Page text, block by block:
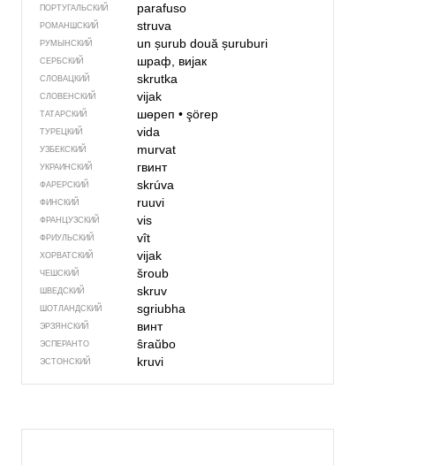
ПОРТУГАЛЬСКИЙ parafuso
РОМАНШСКИЙ struva
РУМЫНСКИЙ un șurubdouă șuruburi
СЕРБСКИЙ шраф, вијак
СЛОВАЦКИЙ skrutka
СЛОВЕНСКИЙ vijak
ТАТАРСКИЙ шөреп• şörep
ТУРЕЦКИЙ vida
УЗБЕКСКИЙ murvat
УКРАИНСКИЙ гвинт
ФАРЕРСКИЙ skrúva
ФИНСКИЙ ruuvi
ФРАНЦУЗСКИЙ vis
ФРИУЛЬСКИЙ vît
ХОРВАТСКИЙ vijak
ЧЕШСКИЙ šroub
ШВЕДСКИЙ skruv
ШОТЛАНДСКИЙ sgriubha
ЭРЗЯНСКИЙ винт
ЭСПЕРАНТО ŝraŭbo
ЭСТОНСКИЙ kruvi